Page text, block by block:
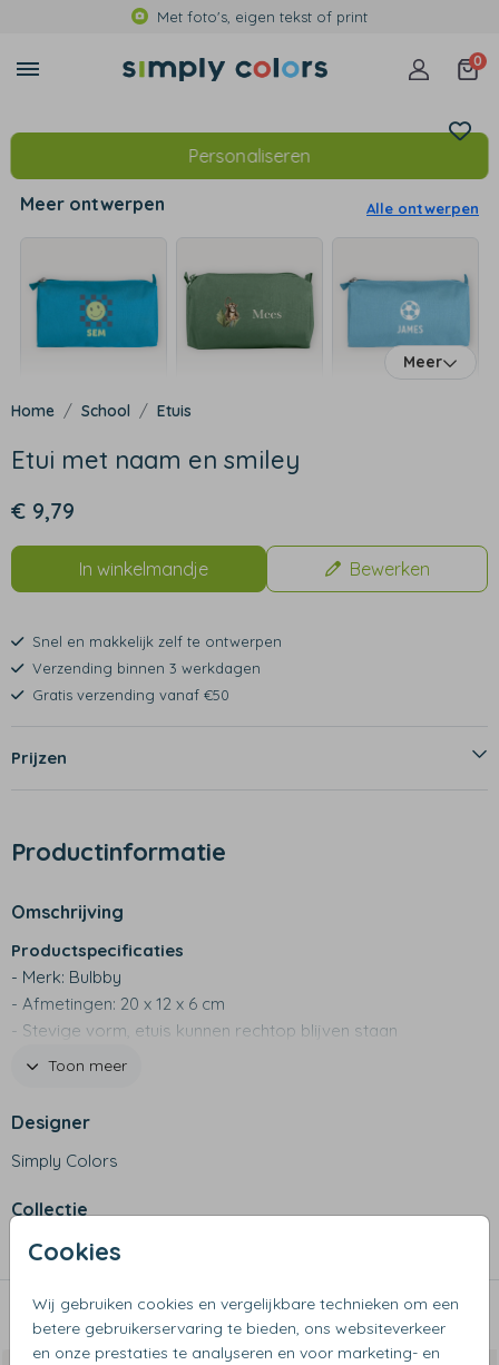
Met foto's, eigen tekst of print
0
Cookies
Wij gebruiken cookies en vergelijkbare technieken om een
betere gebruikerservaring te bieden, ons websiteverkeer
en onze prestaties te analyseren en voor marketing- en
Personaliseren
Meer ontwerpen Alle ontwerpen
Meer
School Etuis
Etui met naam en smiley
€ 9,79
In winkelmandje Bewerken
Snel en makkelijk zelf te ontwerpen
Verzending binnen 3 werkdagen
Gratis verzending vanaf €50
Prijzen
Productinformatie
Omschrijving
Productspecificaties
- Merk: Bulbby
- Afmetingen: 20 x 12 x 6 cm
- Stevige vorm, etuis kunnen rechtop blijven staan
- Niet geschikt voor wasmachine
Toon meer
Designer
Simply Colors
Collectie
Etuis
Dit vind je misschien ook leuk
Op diverse kleuren